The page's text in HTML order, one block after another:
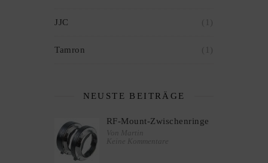
JJC (1)
Tamron (1)
NEUSTE BEITRÄGE
RF-Mount-Zwischenringe
Von Martin
Keine Kommentare